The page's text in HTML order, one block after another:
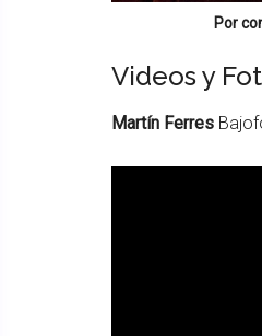
Por
Videos y
Martín Ferres